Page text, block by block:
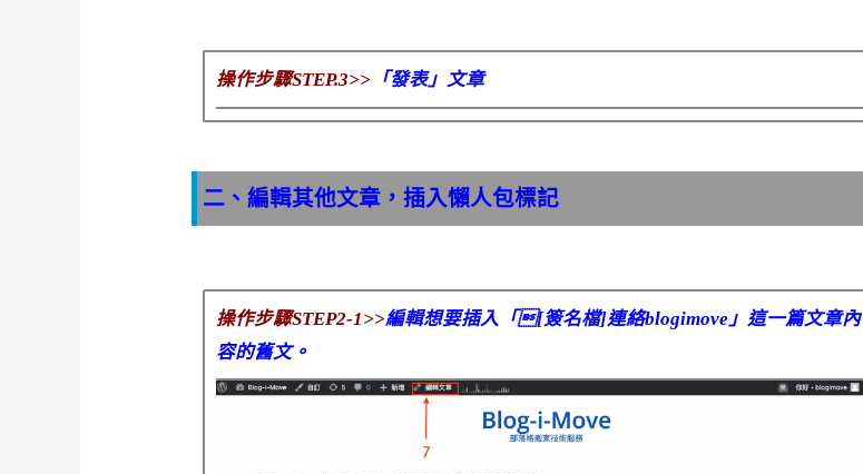
操作步驟STEP.3>> 「發表」文章
二、編輯其他文章，插入懶人包標記
操作步驟STEP2-1>>編輯想要插入「[簽名檔]連絡blogimove」這一篇文章內
容的舊文。